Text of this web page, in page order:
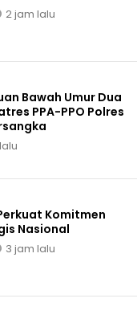
2 jam lalu
Bawah Umur Dua
PPA-PPO Polres
Komitmen
Nasional
3 jam lalu